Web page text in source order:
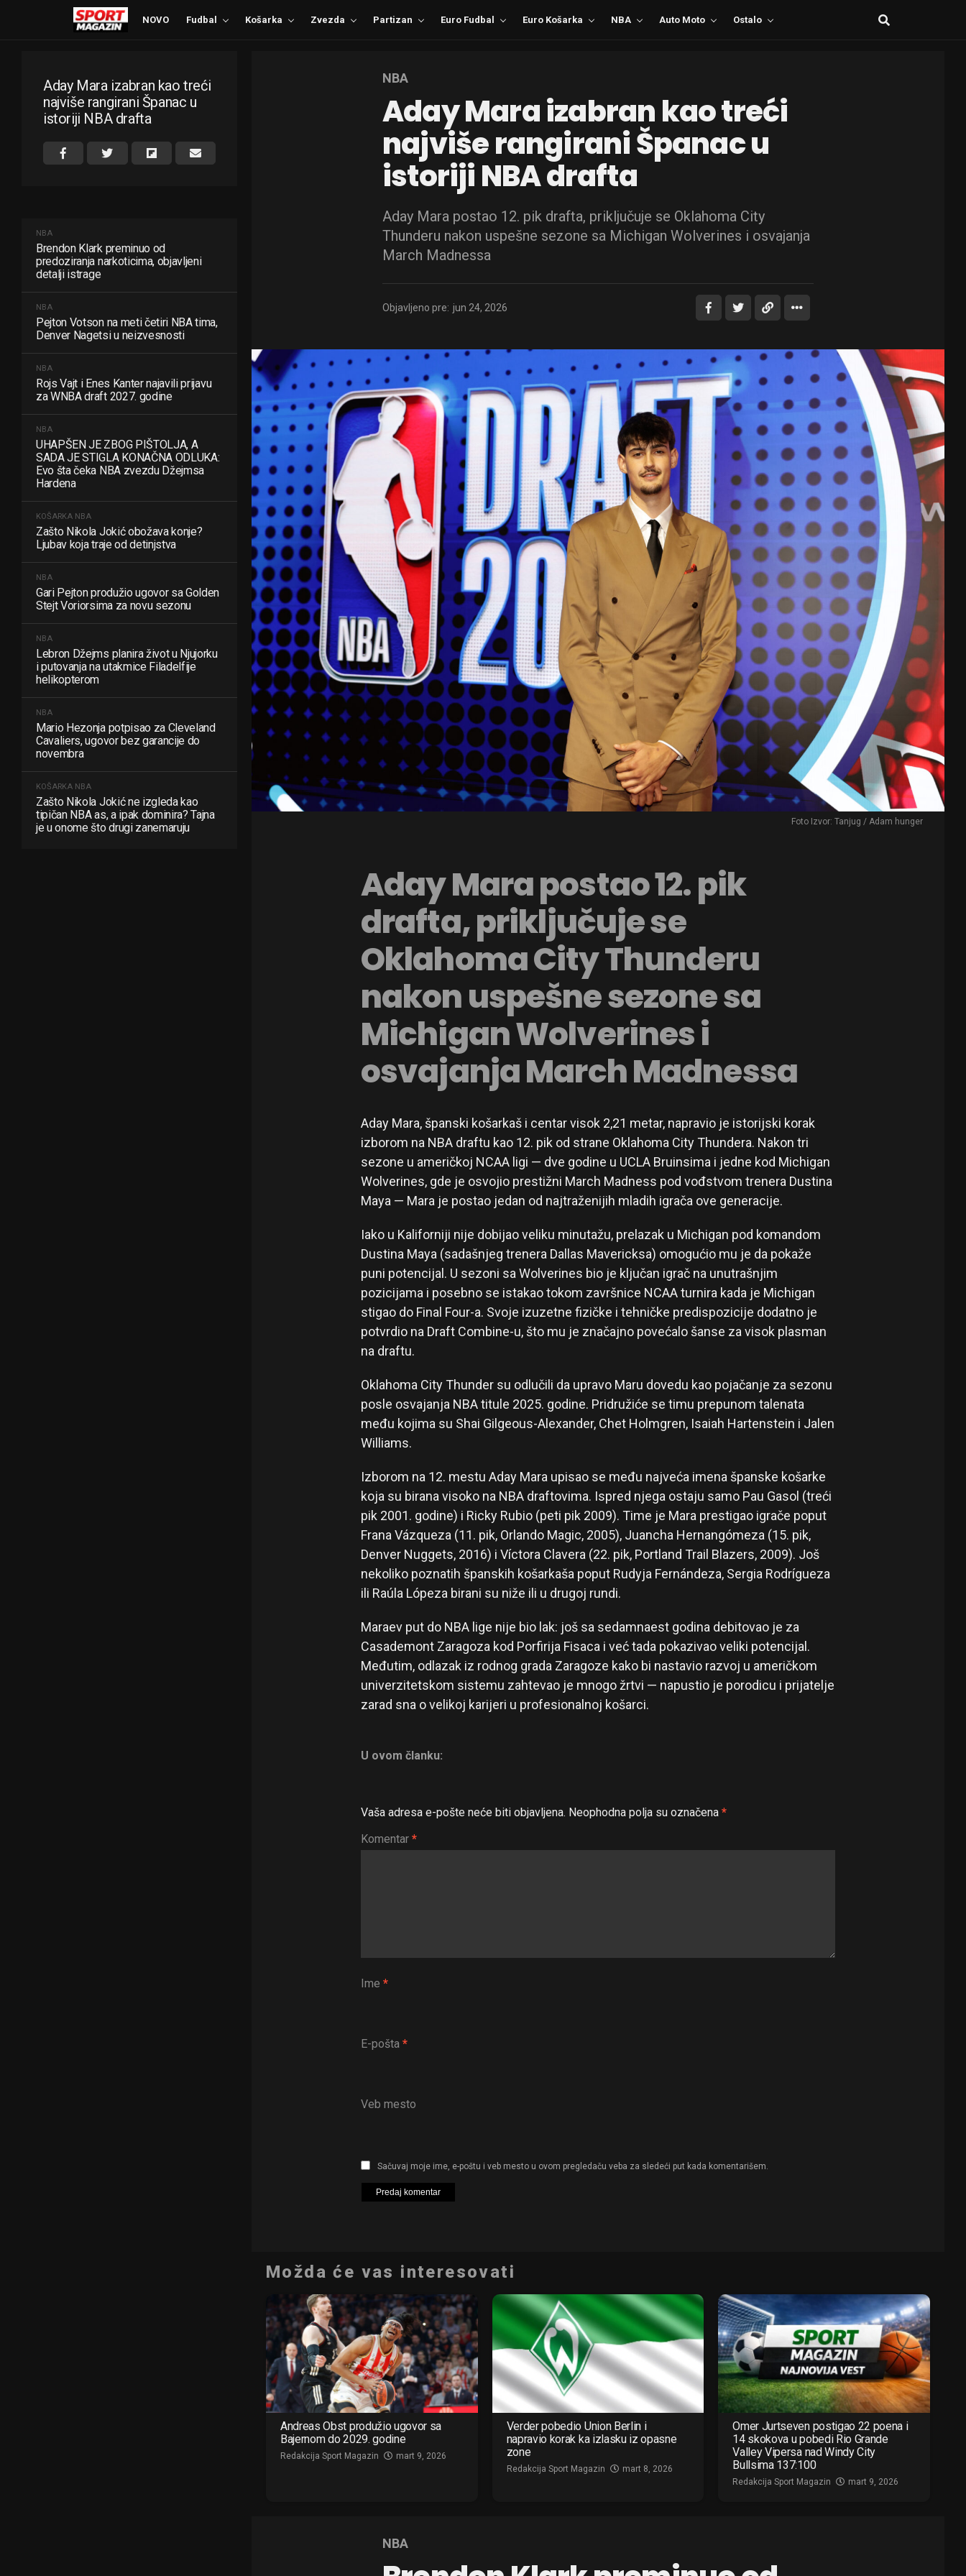
NOVO Fudbal Košarka Zvezda Partizan Euro Fudbal Euro Košarka NBA Auto Moto Ostalo
Aday Mara izabran kao treći
najviše rangirani Španac u
istoriji NBA drafta
NBA
Brendon Klark preminuo od
predoziranja narkoticima, objavljeni
detalji istrage
NBA
Pejton Votson na meti četiri NBA tima,
Denver Nagetsi u neizvesnosti
NBA
Rojs Vajt i Enes Kanter najavili prijavu
za WNBA draft 2027. godine
NBA
UHAPŠEN JE ZBOG PIŠTOLJA, A
SADA JE STIGLA KONAČNA ODLUKA:
Evo šta čeka NBA zvezdu Džejmsa
Hardena
KOŠARKA NBA
Zašto Nikola Jokić obožava konje?
Ljubav koja traje od detinjstva
NBA
Gari Pejton produžio ugovor sa Golden
Stejt Voriorsima za novu sezonu
NBA
Lebron Džejms planira život u Njujorku
i putovanja na utakmice Filadelfije
helikopterom
NBA
Mario Hezonja potpisao za Cleveland
Cavaliers, ugovor bez garancije do
novembra
KOŠARKA NBA
Zašto Nikola Jokić ne izgleda kao
tipičan NBA as, a ipak dominira? Tajna
je u onome što drugi zanemaruju
NBA
Aday Mara izabran kao treći
najviše rangirani Španac u
istoriji NBA drafta
Aday Mara postao 12. pik drafta, priključuje se Oklahoma City
Thunderu nakon uspešne sezone sa Michigan Wolverines i osvajanja
March Madnessa
Objavljeno pre: jun 24, 2026
Foto Izvor: Tanjug / Adam hunger
Aday Mara postao 12. pik
drafta, priključuje se
Oklahoma City Thunderu
nakon uspešne sezone sa
Michigan Wolverines i
osvajanja March Madnessa
Aday Mara, španski košarkaš i centar visok 2,21 metar, napravio je istorijski korak
izborom na NBA draftu kao 12. pik od strane Oklahoma City Thundera. Nakon tri
sezone u američkoj NCAA ligi — dve godine u UCLA Bruinsima i jedne kod Michigan
Wolverines, gde je osvojio prestižni March Madness pod vođstvom trenera Dustina
Maya — Mara je postao jedan od najtraženijih mladih igrača ove generacije.
Iako u Kaliforniji nije dobijao veliku minutažu, prelazak u Michigan pod komandom
Dustina Maya (sadašnjeg trenera Dallas Mavericksa) omogućio mu je da pokaže
puni potencijal. U sezoni sa Wolverines bio je ključan igrač na unutrašnjim
pozicijama i posebno se istakao tokom završnice NCAA turnira kada je Michigan
stigao do Final Four-a. Svoje izuzetne fizičke i tehničke predispozicije dodatno je
potvrdio na Draft Combine-u, što mu je značajno povećalo šanse za visok plasman
na draftu.
Oklahoma City Thunder su odlučili da upravo Maru dovedu kao pojačanje za sezonu
posle osvajanja NBA titule 2025. godine. Pridružiće se timu prepunom talenata
među kojima su Shai Gilgeous-Alexander, Chet Holmgren, Isaiah Hartenstein i Jalen
Williams.
Izborom na 12. mestu Aday Mara upisao se među najveća imena španske košarke
koja su birana visoko na NBA draftovima. Ispred njega ostaju samo Pau Gasol (treći
pik 2001. godine) i Ricky Rubio (peti pik 2009). Time je Mara prestigao igrače poput
Frana Vázqueza (11. pik, Orlando Magic, 2005), Juancha Hernangómeza (15. pik,
Denver Nuggets, 2016) i Víctora Clavera (22. pik, Portland Trail Blazers, 2009). Još
nekoliko poznatih španskih košarkaša poput Rudyja Fernándeza, Sergia Rodrígueza
ili Raúla Lópeza birani su niže ili u drugoj rundi.
Maraev put do NBA lige nije bio lak: još sa sedamnaest godina debitovao je za
Casademont Zaragoza kod Porfirija Fisaca i već tada pokazivao veliki potencijal.
Međutim, odlazak iz rodnog grada Zaragoze kako bi nastavio razvoj u američkom
univerzitetskom sistemu zahtevao je mnogo žrtvi — napustio je porodicu i prijatelje
zarad sna o velikoj karijeri u profesionalnoj košarci.
U ovom članku:
Vaša adresa e-pošte neće biti objavljena. Neophodna polja su označena *
Komentar *
Ime *
E-pošta *
Veb mesto
Sačuvaj moje ime, e-poštu i veb mesto u ovom pregledaču veba za sledeći put kada komentarišem.
Možda će vas interesovati
Andreas Obst produžio ugovor sa
Bajernom do 2029. godine
Redakcija Sport Magazin mart 9, 2026
Verder pobedio Union Berlin i
napravio korak ka izlasku iz opasne
zone
Redakcija Sport Magazin mart 8, 2026
Omer Jurtseven postigao 22 poena i
14 skokova u pobedi Rio Grande
Valley Vipersa nad Windy City
Bullsima 137:100
Redakcija Sport Magazin mart 9, 2026
NBA